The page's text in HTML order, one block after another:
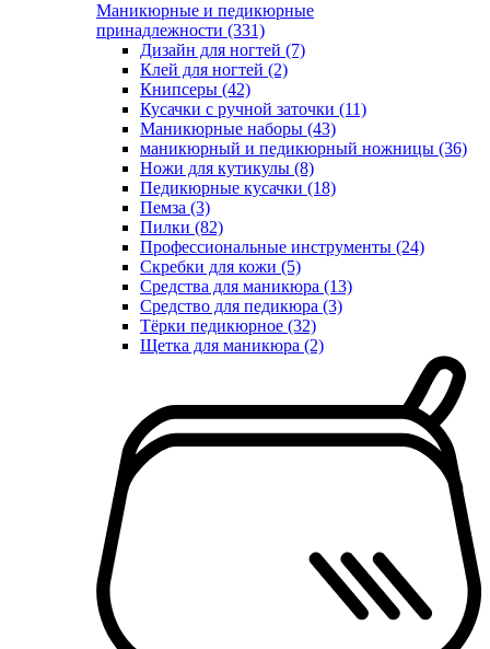
Маникюрные и педикюрные
принадлежности (331)
Дизайн для ногтей (7)
Клей для ногтей (2)
Книпсеры (42)
Кусачки с ручной заточки (11)
Маникюрные наборы (43)
маникюрный и педикюрный ножницы (36)
Ножи для кутикулы (8)
Педикюрные кусачки (18)
Пемза (3)
Пилки (82)
Профессиональные инструменты (24)
Скребки для кожи (5)
Средства для маникюра (13)
Средство для педикюра (3)
Тёрки педикюрное (32)
Щетка для маникюра (2)